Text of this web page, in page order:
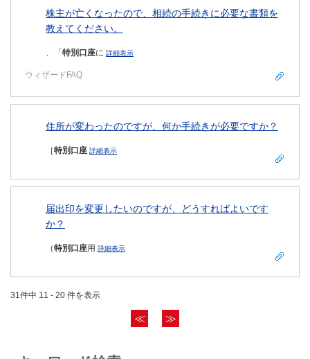
株主が亡くなったので、相続の手続きに必要な書類を
教えてください。
、「 特別口座に 詳細表示
ウィザードFAQ
住所が変わったのですが、何か手続きが必要ですか？
［特別口座 詳細表示
届出印を変更したいのですが、どうすればよいです
か？
（特別口座用 詳細表示
31件中 11 - 20 件を表示
≪ ≫